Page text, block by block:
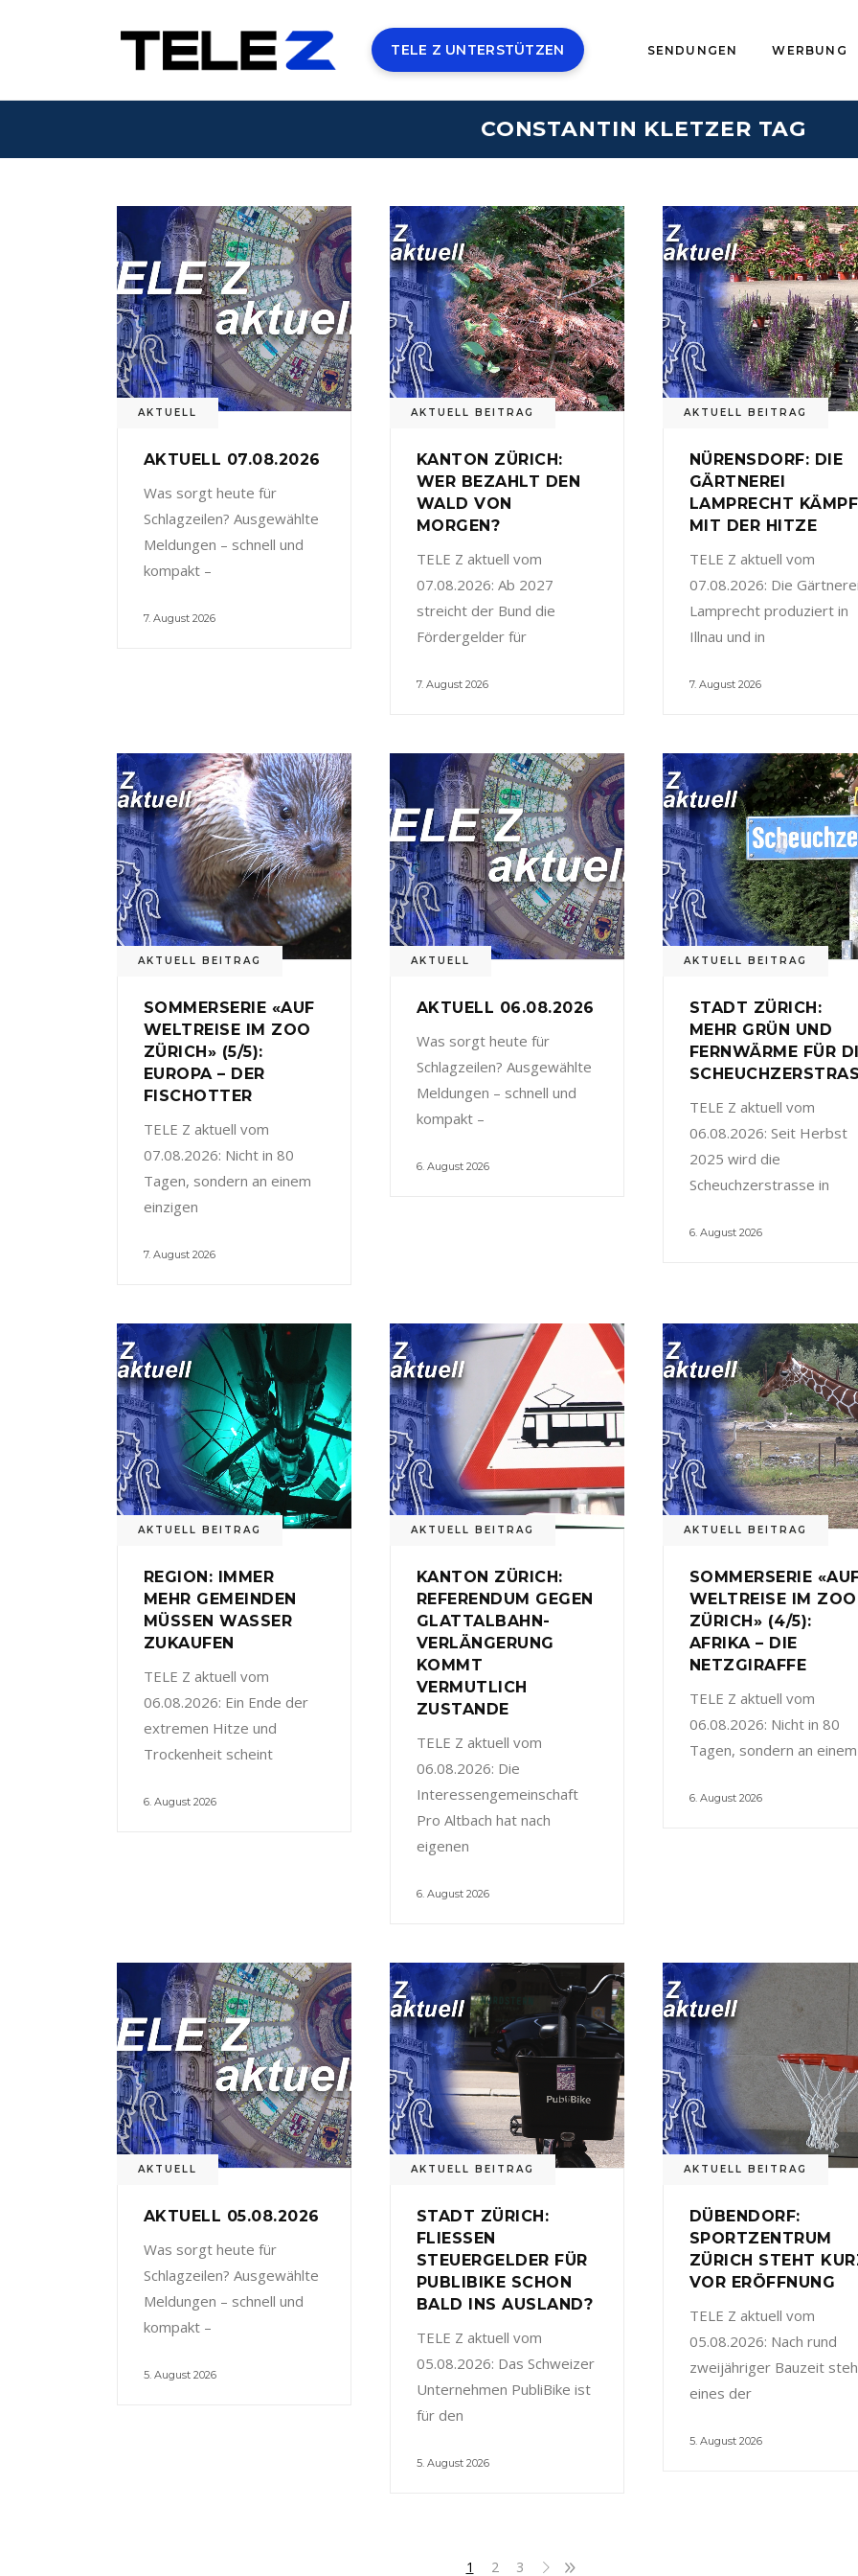
TELE Z UNTERSTÜTZEN SENDUNGEN WERBUNG
CONSTANTIN KLETZER TAG
AKTUELL
AKTUELL 07.08.2026
Was sorgt heute für
Schlagzeilen? Ausgewählte
Meldungen – schnell und
kompakt –
7. August 2026
AKTUELL BEITRAG
KANTON ZÜRICH:
WER BEZAHLT DEN
WALD VON
MORGEN?
TELE Z aktuell vom
07.08.2026: Ab 2027
streicht der Bund die
Fördergelder für
7. August 2026
AKTUELL BEITRAG
NÜRENSDORF: DIE
GÄRTNEREI
LAMPRECHT
MIT DER HITZE
TELE Z aktuell vom
07.08.2026: Die
Lamprecht produziert in
Illnau und in
7. August 2026
AKTUELL BEITRAG
SOMMERSERIE «AUF
WELTREISE IM ZOO
ZÜRICH» (5/5):
EUROPA – DER
FISCHOTTER
TELE Z aktuell vom
07.08.2026: Nicht in 80
Tagen, sondern an einem
einzigen
7. August 2026
AKTUELL
AKTUELL 06.08.2026
Was sorgt heute für
Schlagzeilen? Ausgewählte
Meldungen – schnell und
kompakt –
6. August 2026
AKTUELL BEITRAG
STADT ZÜRICH:
MEHR GRÜN UND
FERNWÄRME FÜR
TELE Z aktuell vom
06.08.2026: Seit Herbst
2025 wird die
Scheuchzerstrasse in
6. August 2026
AKTUELL BEITRAG
REGION: IMMER
MEHR GEMEINDEN
MÜSSEN WASSER
ZUKAUFEN
TELE Z aktuell vom
06.08.2026: Ein Ende der
extremen Hitze und
Trockenheit scheint
6. August 2026
AKTUELL BEITRAG
KANTON ZÜRICH:
REFERENDUM GEGEN
GLATTALBAHN-
VERLÄNGERUNG
KOMMT
VERMUTLICH
ZUSTANDE
TELE Z aktuell vom
06.08.2026: Die
Interessengemeinschaft
Pro Altbach hat nach
eigenen
6. August 2026
AKTUELL BEITRAG
SOMMERSERIE
WELTREISE IM ZOO
ZÜRICH» (4/5):
AFRIKA – DIE
NETZGIRAFFE
TELE Z aktuell vom
06.08.2026: Nicht in 80
Tagen, sondern an einem
6. August 2026
AKTUELL
AKTUELL 05.08.2026
Was sorgt heute für
Schlagzeilen? Ausgewählte
Meldungen – schnell und
kompakt –
5. August 2026
AKTUELL BEITRAG
STADT ZÜRICH:
FLIESSEN
STEUERGELDER FÜR
PUBLIBIKE SCHON
BALD INS AUSLAND?
TELE Z aktuell vom
05.08.2026: Das Schweizer
Unternehmen PubliBike ist
für den
5. August 2026
AKTUELL BEITRAG
DÜBENDORF:
SPORTZENTRUM
ZÜRICH STEHT
VOR ERÖFFNUNG
TELE Z aktuell vom
05.08.2026: Nach rund
zweijähriger Bauzeit
eines der
5. August 2026
1 2 3